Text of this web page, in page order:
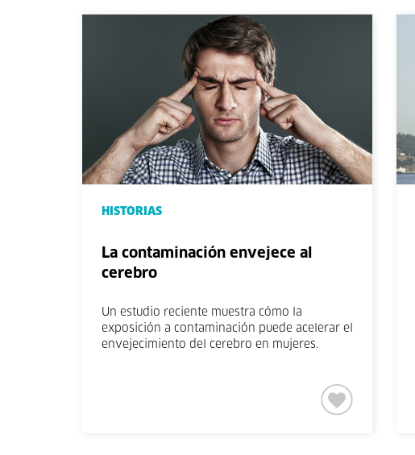
HISTORIAS
La contaminación envejece al
cerebro
Un estudio reciente muestra cómo la
exposición a contaminación puede acelerar el
envejecimiento del cerebro en mujeres.